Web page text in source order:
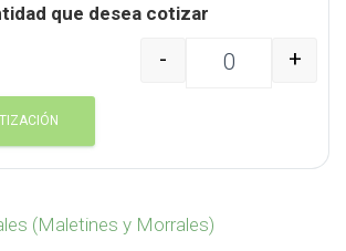
que desea cotizar
Morral Backpack
- +
(Maletines y Morrales)